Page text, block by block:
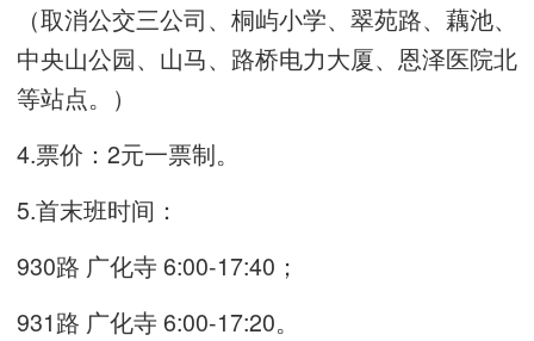
（取消公交三公司、桐屿小学、翠苑路、藕池、
中央山公园、山马、路桥电力大厦、恩泽医院北
等站点。）
4.票价：2元一票制。
5.首末班时间：
930路 广化寺 6:00-17:40；
931路 广化寺 6:00-17:20。